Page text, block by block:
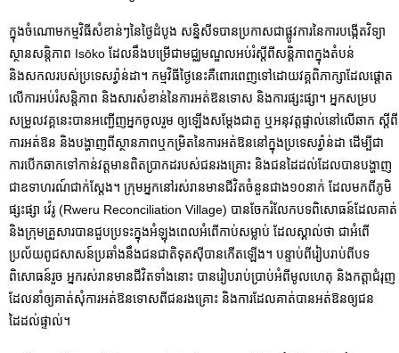
ក្នុងចំណោមកម្មវិធីសំខាន់ៗនៃថ្ងៃដំបូង សន្និសីទបានប្រកាសជាផ្លូវការនៃការបង្កើតវិទ្យា
ស្ថានសន្តិភាព Isōko ដែលនឹងបម្រើជាមជ្ឈមណ្ឌលអប់រំស្តីពីសន្តិភាពក្នុងតំបន់
និងសកលរបស់ប្រទេសរ៉្វាន់ដា។ កម្មវិធីថ្ងៃនេះគឺពោរពេញទៅដោយវគ្គពិភាក្សាដែលផ្តោត
លើការអប់រំសន្តិភាព និងសារសំខាន់នៃការអត់ឱន​ទោស និងការផ្សះផ្សា។ អ្នកសម្រប
សម្រួលវគ្គនេះបានអញ្ជើញអ្នកចូលរួម ឲ្យឡើងសម្តែងជាតួ ឬអនុវត្តផ្ទាល់នៅលើឆាក ស្តីពី
ការអត់ឱន និងបង្ហាញពីស្ថានភាពឬកម្រិតនៃការអត់ឱននៅក្នុងប្រទេសរ៉្វាន់ដា ដើម្បី​ជា
ការបើកឆាកទៅកាន់វត្តមានពិតប្រាកដរបស់ជនរងគ្រោះ និងជនដៃដល់ដែលបានបង្ហាញ
ជាឧទាហរណ៍ជាក់ស្តែង។ ក្រុមអ្នកនៅរស់រានមានជីវិតចំនួនជាង១០នាក់ ដែលមកពីភូមិ
ផ្សះផ្សា វ៉េរូ (Rweru Reconciliation Village) បានចែករំលែកបទពិសោធន៍ដែលគាត់
និងក្រុមគ្រួសារបានជួបប្រទះក្នុងអំឡុងពេលអំពើកាប់សម្លាប់ ដែលស្គាល់ថា ជាអំពើ
ប្រល័យពូជសាសន៍ប្រឆាំងនឹងជនជាតិទុតស៊ីបានកើតឡើង។ បន្ទាប់ពីរៀបរាប់ពីបទ
ពិសោធន៍រួច អ្នករស់រានមានជីវិតទាំងនោះ បានរៀបរាប់ប្រាប់អំពីមូលហេតុ និងកត្តាជំរុញ
ដែលនាំឲ្យគាត់សុំការអត់ឱនទោសពីជនរងគ្រោះ និងការដែលគាត់បានអត់ឱនឲ្យជន
ដៃដល់ផ្ទាល់។